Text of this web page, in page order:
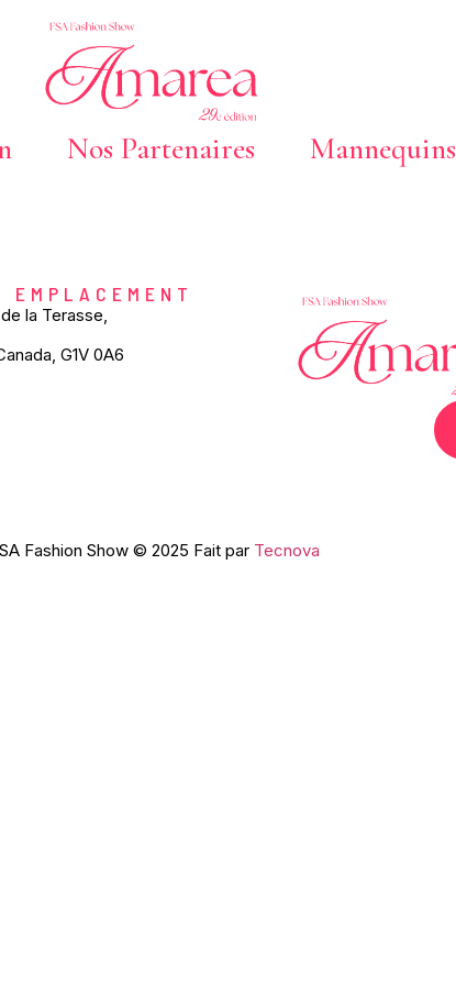
Nos Partenaires Mannequins
EMPLACEMENT
la Terasse,
G1V 0A6
Fashion Show © 2025 Fait par Tecnova